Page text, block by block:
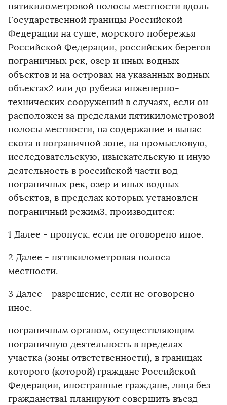
пятикилометровой полосы местности вдоль
Государственной границы Российской
Федерации на суше, морского побережья
Российской Федерации, российских берегов
пограничных рек, озер и иных водных
объектов и на островах на указанных водных
объектах2 или до рубежа инженерно-
технических сооружений в случаях, если он
расположен за пределами пятикилометровой
полосы местности, на содержание и выпас
скота в пограничной зоне, на промысловую,
исследовательскую, изыскательскую и иную
деятельность в российской части вод
пограничных рек, озер и иных водных
объектов, в пределах которых установлен
пограничный режим3, производится:
1 Далее - пропуск, если не оговорено иное.
2 Далее - пятикилометровая полоса
местности.
3 Далее - разрешение, если не оговорено
иное.
пограничным органом, осуществляющим
пограничную деятельность в пределах
участка (зоны ответственности), в границах
которого (которой) граждане Российской
Федерации, иностранные граждане, лица без
гражданства1 планируют совершить въезд